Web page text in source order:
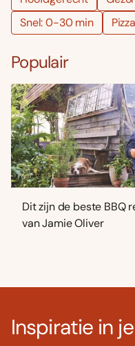
Snel: 0-30 min
Pizza
Populair
Dit zijn de beste BBQ
van Jamie Oliver
Inspiratie in